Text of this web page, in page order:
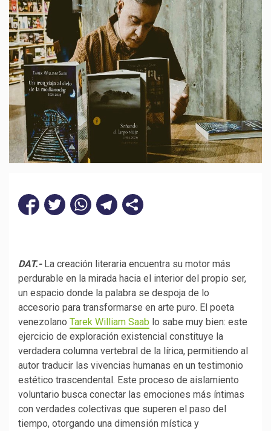
DAT.-La creación literaria encuentra su motor más
perdurable en la mirada hacia el interior del propio ser,
un espacio donde la palabra se despoja de lo
accesorio para transformarse en arte puro. El poeta
venezolano Tarek William Saab lo sabe muy bien: este
ejercicio de exploración existencial constituye la
verdadera columna vertebral de la lírica, permitiendo al
autor traducir las vivencias humanas en un testimonio
estético trascendental. Este proceso de aislamiento
voluntario busca conectar las emociones más íntimas
con verdades colectivas que superen el paso del
tiempo, otorgando una dimensión mística y